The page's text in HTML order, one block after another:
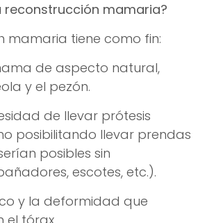
reconstrucción mamaria?
mamaria tiene como fin:
de aspecto natural,
y el pezón.
de llevar prótesis
posibilitando llevar prendas
posibles sin
escotes, etc.).
y la deformidad que